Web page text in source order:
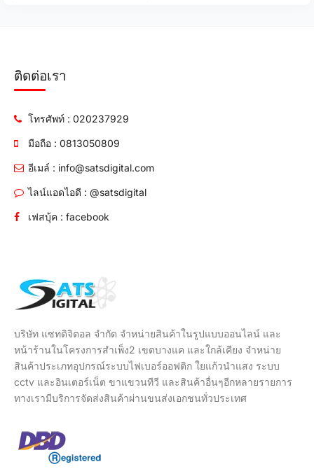
ติดต่อเรา
โทรศัพท์ : 020237929
มือถือ : 0813050809
อีเมล์ : info@satsdigital.com
ไลน์แอดไอดี : @satsdigital
เฟสบุ้ค : facebook
บริษัท แซทดิจิตอล จำกัด จำหน่ายสินค้าในรูปแบบออนไลน์ และ
หน้าร้านในโครงการสำเพ็ง2 เขตบางแค และใกล้เคียง จำหน่าย
สินค้าประเภทอุปกรณ์ระบบไฟเบอร์ออฟติก ใยแก้วนำแสง ระบบ
cctv และอินเตอร์เน็ต ขาแขวนทีวี และสินค้าอื่นๆอีกหลายรายการ
ทางเรามีบริการจัดส่งสินค้าผ่านขนส่งเอกชนทั่วประเทศ